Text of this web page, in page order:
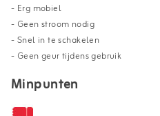
- Erg mobiel
- Geen stroom nodig
- Snel in te schakelen
- Geen geur tijdens gebruik
Minpunten